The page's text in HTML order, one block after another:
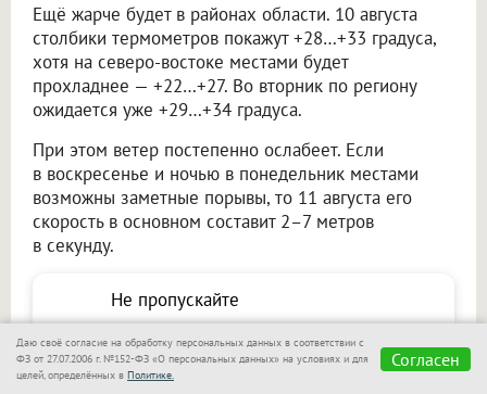
Ещё жарче будет в районах области. 10 августа
столбики термометров покажут +28…+33 градуса,
хотя на северо-востоке местами будет
прохладнее — +22…+27. Во вторник по региону
ожидается уже +29…+34 градуса.
При этом ветер постепенно ослабеет. Если
в воскресенье и ночью в понедельник местами
возможны заметные порывы, то 11 августа его
скорость в основном составит 2–7 метров
в секунду.
Не пропускайте
первыми с Om1 в
Подписаться
Даю своё согласие на обработку персональных данных в соответствии с
ФЗ от 27.07.2006 г. №152-ФЗ «О персональных данных» на условиях и для
целей, определённых в Политике.
Согласен